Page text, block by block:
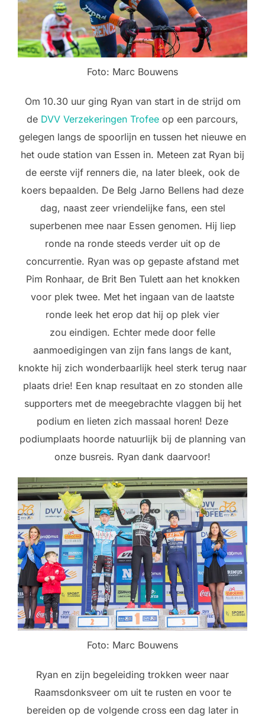
Foto: Marc Bouwens
Om 10.30 uur ging Ryan van start in de strijd om
de DVV Verzekeringen Trofee op een parcours,
gelegen langs de spoorlijn en tussen het nieuwe en
het oude station van Essen in. Meteen zat Ryan bij
de eerste vijf renners die, na later bleek, ook de
koers bepaalden. De Belg Jarno Bellens had deze
dag, naast zeer vriendelijke fans, een stel
superbenen mee naar Essen genomen. Hij liep
ronde na ronde steeds verder uit op de
concurrentie. Ryan was op gepaste afstand met
Pim Ronhaar, de Brit Ben Tulett aan het knokken
voor plek twee. Met het ingaan van de laatste
ronde leek het erop dat hij op plek vier
zou eindigen. Echter mede door felle
aanmoedigingen van zijn fans langs de kant,
knokte hij zich wonderbaarlijk heel sterk terug naar
plaats drie! Een knap resultaat en zo stonden alle
supporters met de meegebrachte vlaggen bij het
podium en lieten zich massaal horen! Deze
podiumplaats hoorde natuurlijk bij de planning van
onze busreis. Ryan dank daarvoor!
Foto: Marc Bouwens
Ryan en zijn begeleiding trokken weer naar
Raamsdonksveer om uit te rusten en voor te
bereiden op de volgende cross een dag later in